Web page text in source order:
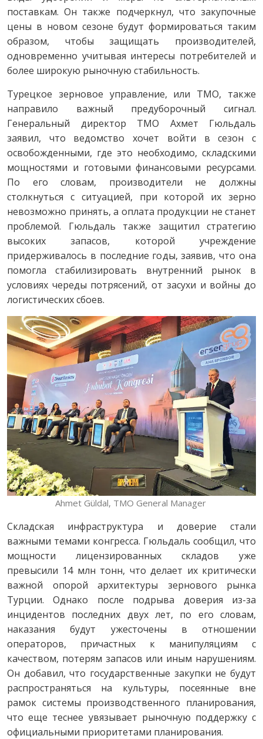
поставкам. Он также подчеркнул, что закупочные
цены в новом сезоне будут формироваться таким
образом, чтобы защищать производителей,
одновременно учитывая интересы потребителей и
более широкую рыночную стабильность.
Турецкое зерновое управление, или TMO, также
направило важный предуборочный сигнал.
Генеральный директор TMO Ахмет Гюльдаль
заявил, что ведомство хочет войти в сезон с
освобожденными, где это необходимо, складскими
мощностями и готовыми финансовыми ресурсами.
По его словам, производители не должны
столкнуться с ситуацией, при которой их зерно
невозможно принять, а оплата продукции не станет
проблемой. Гюльдаль также защитил стратегию
высоких запасов, которой учреждение
придерживалось в последние годы, заявив, что она
помогла стабилизировать внутренний рынок в
условиях череды потрясений, от засухи и войны до
логистических сбоев.
Ahmet Güldal, TMO General Manager
Складская инфраструктура и доверие стали
важными темами конгресса. Гюльдаль сообщил, что
мощности лицензированных складов уже
превысили 14 млн тонн, что делает их критически
важной опорой архитектуры зернового рынка
Турции. Однако после подрыва доверия из-за
инцидентов последних двух лет, по его словам,
наказания будут ужесточены в отношении
операторов, причастных к манипуляциям с
качеством, потерям запасов или иным нарушениям.
Он добавил, что государственные закупки не будут
распространяться на культуры, посеянные вне
рамок системы производственного планирования,
что еще теснее увязывает рыночную поддержку с
официальными приоритетами планирования.